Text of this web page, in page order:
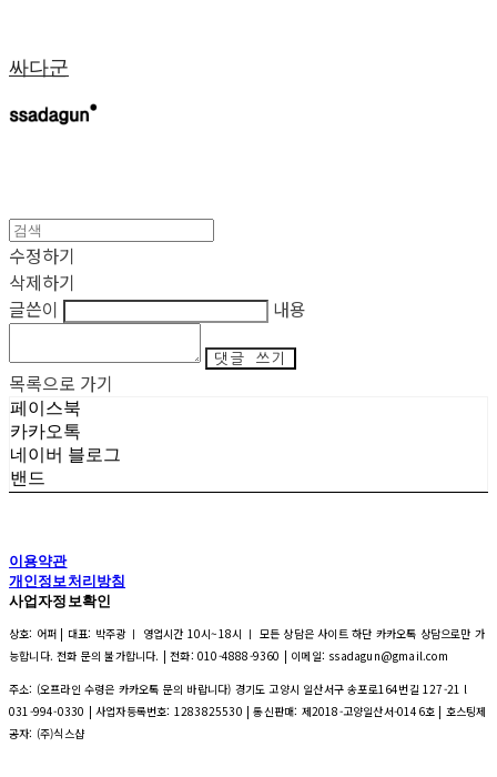
싸다군
수정하기
삭제하기
글쓴이
내용
댓글 쓰기
목록으로 가기
페이스북
카카오톡
네이버 블로그
밴드
이용약관
개인정보처리방침
사업자정보확인
상호: 어퍼 | 대표: 박주광 ㅣ 영업시간 10시~18시 ㅣ 모든 상담은 사이트 하단 카카오톡 상담으로만 가
능합니다. 전화 문의 불가합니다. | 전화: 010-4888-9360 | 이메일: ssadagun@gmail.com
주소: (오프라인 수령은 카카오톡 문의 바랍니다) 경기도 고양시 일산서구 송포로164번길 127-21 l
031-994-0330 | 사업자등록번호: 1283825530 | 통신판매: 제2018-고양일산서-0146호 | 호스팅제
공자: (주)식스샵